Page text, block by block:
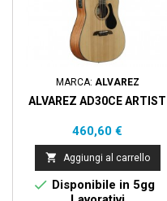
MARCA: ALVAREZ
ALVAREZ AD30CE ARTIST
Prezzo
460,60 €
 Aggiungi al carrello
 Disponibile in 5gg